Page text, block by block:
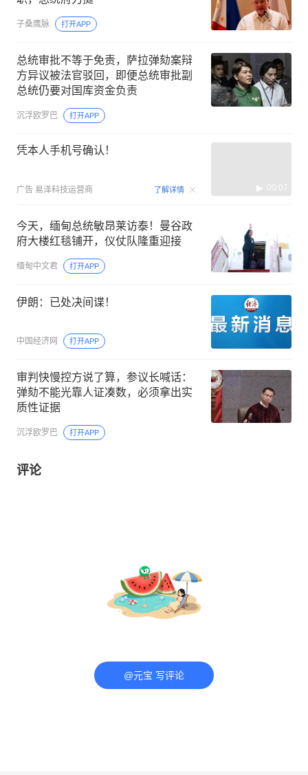
子桑鹰脉 打开APP
总统审批不等于免责，萨拉弹劾案辩
方异议被法官驳回，即便总统审批副
总统仍要对国库资金负责
沉浮欧罗巴 打开APP
凭本人手机号确认！
广告 易泽科技运营商 了解详情 00:07
今天，缅甸总统敏昂莱访泰！曼谷政
府大楼红毯铺开，仪仗队隆重迎接
缅甸中文君 打开APP
伊朗：已处决间谍！
中国经济网 打开APP
审判快慢控方说了算，参议长喊话：
弹劾不能光靠人证凑数，必须拿出实
质性证据
沉浮欧罗巴 打开APP
评论
@元宝 写评论